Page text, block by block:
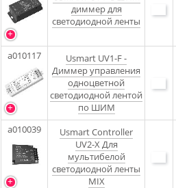
диммер для
светодиодной ленты
a010117
Usmart UV1-F -
Диммер управления
одноцветной
светодиодной лентой
по ШИМ
a010039
Usmart Controller
UV2-X Для
мультибелой
светодиодной ленты
MIX